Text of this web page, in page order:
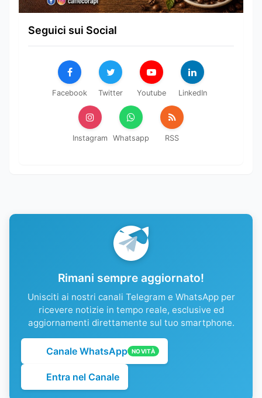
Seguici sui Social
Facebook Twitter Youtube LinkedIn
Instagram Whatsapp RSS
Rimani sempre aggiornato!
Unisciti ai nostri canali Telegram e WhatsApp per
ricevere notizie in tempo reale, esclusive ed
aggiornamenti direttamente sul tuo smartphone.
Canale WhatsApp NOVITÀ
Entra nel Canale